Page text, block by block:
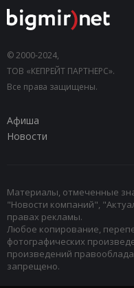
© 2000-2024,
ТОВ «КЕПРЕЙТ ПАРТНЕРС».
Все права защищены.
Афиша
Новости
Материалы, отмеченные
"Новости компаний",
правах рекламы.
Любое копирование,
фотографических
произведений
запрещено.